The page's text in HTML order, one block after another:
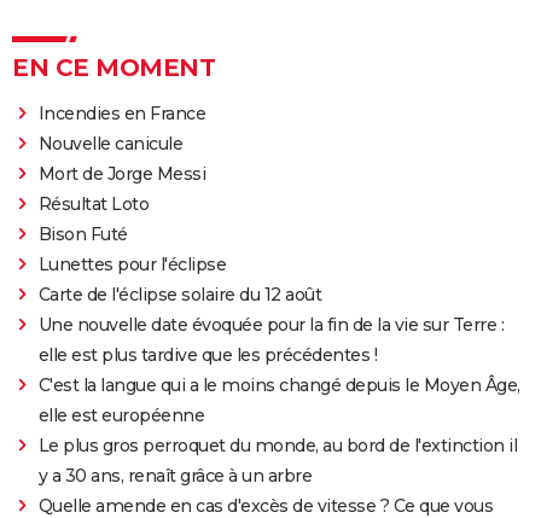
EN CE MOMENT
Incendies en France
Nouvelle canicule
Mort de Jorge Messi
Résultat Loto
Bison Futé
Lunettes pour l'éclipse
Carte de l'éclipse solaire du 12 août
Une nouvelle date évoquée pour la fin de la vie sur Terre :
elle est plus tardive que les précédentes !
C'est la langue qui a le moins changé depuis le Moyen Âge,
elle est européenne
Le plus gros perroquet du monde, au bord de l'extinction il
y a 30 ans, renaît grâce à un arbre
Quelle amende en cas d'excès de vitesse ? Ce que vous